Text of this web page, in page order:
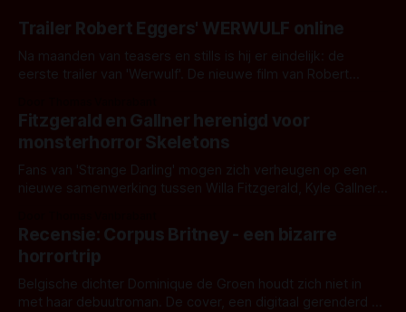
Trailer Robert Eggers' WERWULF online
Na maanden van teasers en stills is hij er eindelijk: de
eerste trailer van 'Werwulf'. De nieuwe film van Robert
kille stijl vol folklore en mythe. Het topic deze keer is (kon
het het al raden?)... de weerwolf. Kijk je mee?
Fitzgerald en Gallner herenigd voor
monsterhorror Skeletons
Fans van 'Strange Darling' mogen zich verheugen op een
nieuwe samenwerking tussen Willa Fitzgerald, Kyle Gallner
'Skeletons', een nieuwe creature feature waarvoor de
opnames zijn gestart in Australië.
Recensie: Corpus Britney - een bizarre
horrortrip
Belgische dichter Dominique de Groen houdt zich niet in
met haar debuutroman. De cover, een digitaal gerenderd en